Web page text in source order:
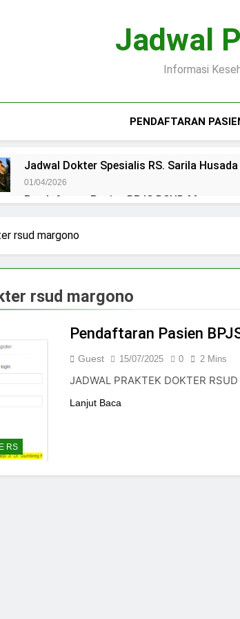
Jadwal
Informasi
PENDAFTARAN
Jadwal Dokter Spesialis RS. Sarila Husada
01/04/2026
Pendaftaran Pasien BPJS RSUD Margono
Jadwal Praktek Dokter RS Maguan Husada
Jadwal Dokter RS. Puri Asih Salatiga 2025
Pendaftaran Pasien BPJS RSUD Bung Karno
rsud margono
rsud margono
RS
Pendaftaran Pasien
Guest 15/07/2025 0 2 Mins
JADWAL PRAKTEK DOKTER
Lanjut Baca